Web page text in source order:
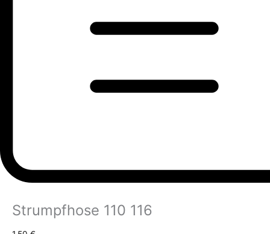
Strumpfhose 110 116